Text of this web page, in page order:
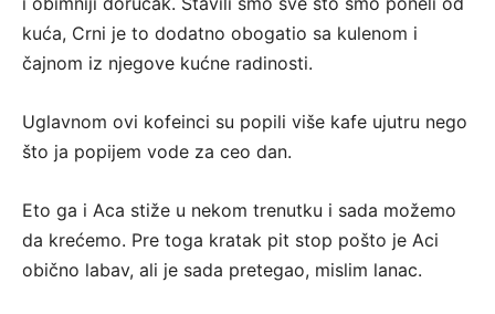
kuća, Crni je to dodatno obogatio sa kulenom i
čajnom iz njegove kućne radinosti.
Uglavnom ovi kofeinci su popili više kafe ujutru nego
što ja popijem vode za ceo dan.
Eto ga i Aca stiže u nekom trenutku i sada možemo
da krećemo. Pre toga kratak pit stop pošto je Aci
obično labav, ali je sada pretegao, mislim lanac.